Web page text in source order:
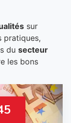
sur
pratiques,
dusecteur
les bons